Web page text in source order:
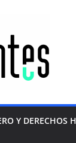
Y DERECHOS